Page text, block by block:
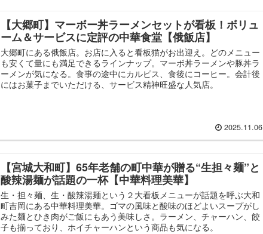
【大郷町】マーボー丼ラーメンセットが看板！ボリュ
ーム＆サービスに定評の中華食堂【俄飯店】
大郷町にある俄飯店。お店に入ると看板猫がお出迎え。どのメニュー
も安くて量にも満足できるラインナップ。マーボ丼ラーメンや豚丼ラ
ーメンが気になる。食事の途中にカルピス、食後にコーヒー。会計後
にはお菓子までいただける、サービス精神旺盛な人気店。
2025.11.06
【宮城大和町】65年老舗の町中華が贈る“生担々麺”と
酸辣湯麺が話題の一杯【中華料理美華】
生・担々麺、生・酸辣湯麺という２大看板メニューが話題を呼ぶ大和
町吉岡にある中華料理美華。ゴマの風味と酸味のほどよいスープがし
みた麺とひき肉がご飯にもあう美味しさ。ラーメン、チャーハン、餃
子も揃っており、ホイチャーハンという商品も気になる。